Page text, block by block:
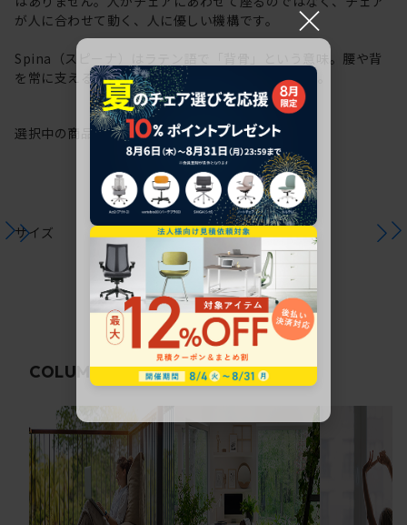
が人に合わせて動く、人に優しい機構です。
Spina（スピーナ）はラテン語で「背骨」という意味。腰や背
を常に支える機構から、その名が付けられています。
選択中の商品情報保証注意事項
サイズ
COLUMN関連コラム
×